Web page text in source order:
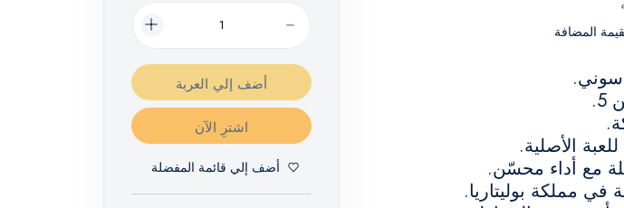
المضافة
سوني.
الأصلية.
مع أداء محسّن.
في مملكة بوليتاريا.
أضف إلي العربة
اشترِ الآن
أضف إلي قائمة المفضلة